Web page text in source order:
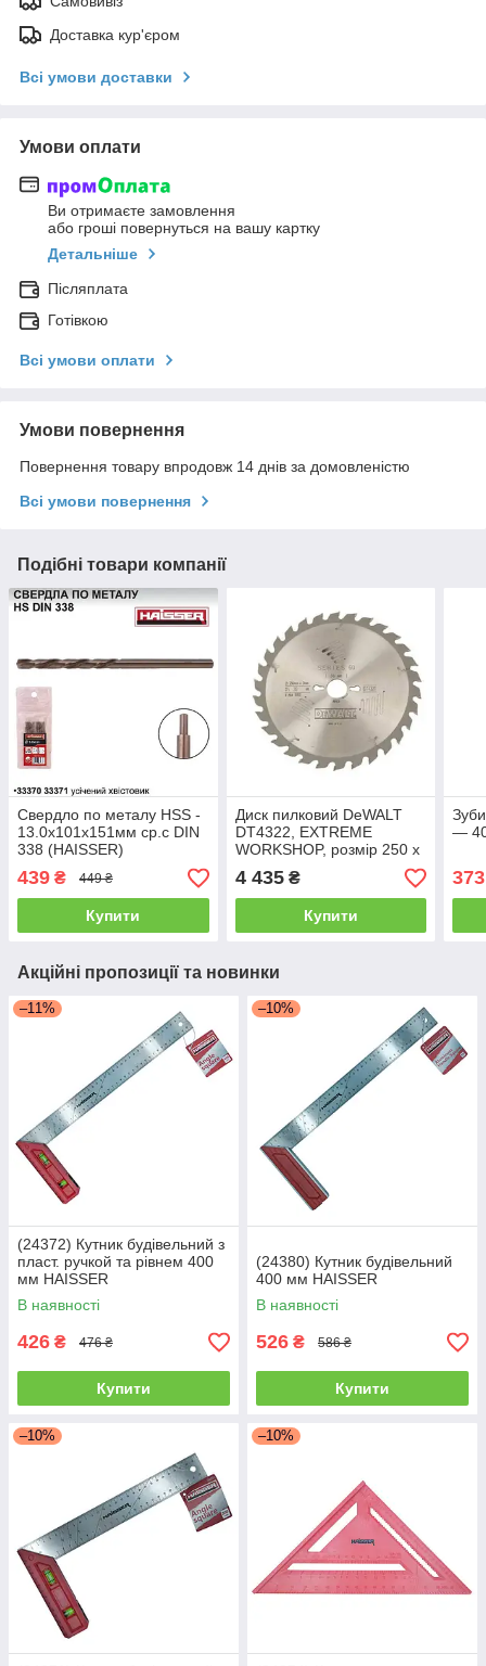
Доставка кур'єром
Всі умови доставки
Умови оплати
Ви отримаєте замовлення
або гроші повернуться на вашу картку
Детальніше
Післяплата
Готівкою
Всі умови оплати
Умови повернення
Повернення товару впродовж 14 днів за домовленістю
Всі умови повернення
Подібні товари компанії
Свердло по металу HSS -
13.0х101х151мм ср.с DIN
338 (HAISSER)
439 ₴ 449 ₴
Купити
Диск пилковий DeWALT
DT4322, EXTREME
WORKSHOP, розмір 250 х
30 мм, кількість зубів 40,
кут заточування 20
градусів, геометрія зуба
4 435₴
Купити
—
373
Акційні пропозиції та новинки
–11%
(24372) Кутник будівельний з
пласт. ручкой та рівнем 400
мм HAISSER
В наявності
426 ₴ 476 ₴
Купити
–10%
(24380) Кутник будівельний
400 мм HAISSER
В наявності
526 ₴ 586 ₴
Купити
–10% –10%